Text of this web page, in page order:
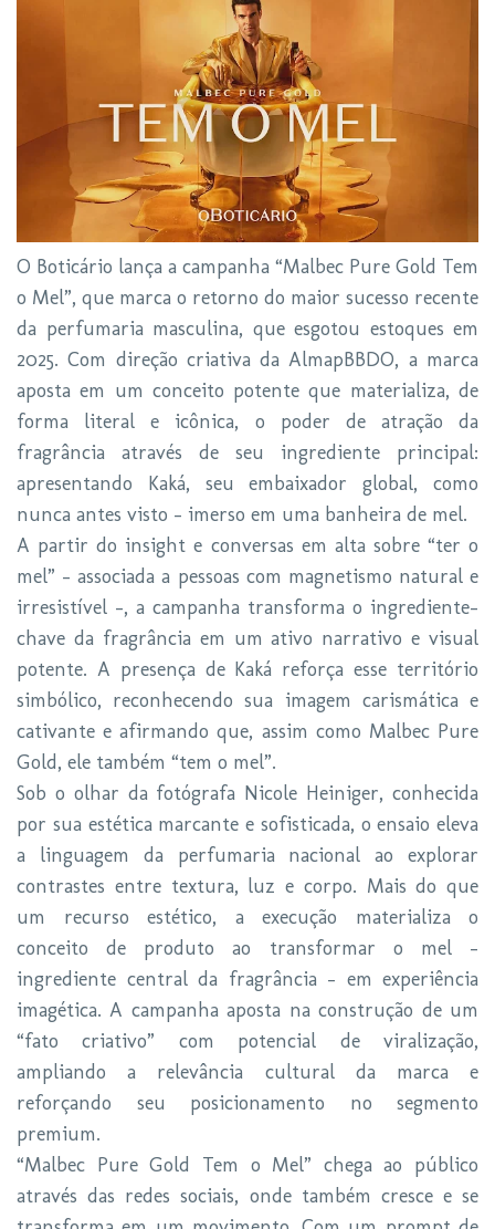
O Boticário lança a campanha “Malbec Pure Gold Tem
o Mel”, que marca o retorno do maior sucesso recente
da perfumaria masculina, que esgotou estoques em
2025. Com direção criativa da AlmapBBDO, a marca
aposta em um conceito potente que materializa, de
forma literal e icônica, o poder de atração da
fragrância através de seu ingrediente principal:
apresentando Kaká, seu embaixador global, como
nunca antes visto - imerso em uma banheira de mel.
A partir do insight e conversas em alta sobre “ter o
mel” - associada a pessoas com magnetismo natural e
irresistível -, a campanha transforma o ingrediente-
chave da fragrância em um ativo narrativo e visual
potente. A presença de Kaká reforça esse território
simbólico, reconhecendo sua imagem carismática e
cativante e afirmando que, assim como Malbec Pure
Gold, ele também “tem o mel”.
Sob o olhar da fotógrafa Nicole Heiniger, conhecida
por sua estética marcante e sofisticada, o ensaio eleva
a linguagem da perfumaria nacional ao explorar
contrastes entre textura, luz e corpo. Mais do que
um recurso estético, a execução materializa o
conceito de produto ao transformar o mel -
ingrediente central da fragrância - em experiência
imagética. A campanha aposta na construção de um
“fato criativo” com potencial de viralização,
ampliando a relevância cultural da marca e
reforçando seu posicionamento no segmento
premium.
“Malbec Pure Gold Tem o Mel” chega ao público
através das redes sociais, onde também cresce e se